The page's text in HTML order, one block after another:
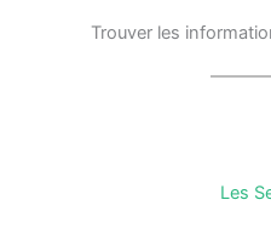
Trouver les
Les